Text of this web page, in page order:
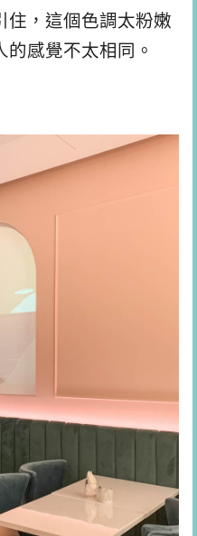
住，這個色調太粉嫩
感覺不太相同。